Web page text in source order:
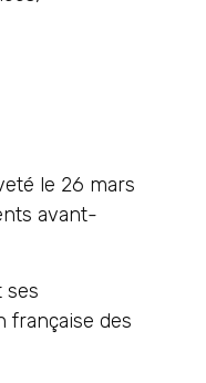
le 26 mars
avant-
ses
française des